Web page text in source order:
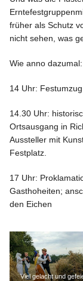
früher als Schutz
nicht sehen, was
Wie anno
14 Uhr:
14.30 Uhr:
Ortsausgang in
Aussteller mit
Festplatz.
17 Uhr:
Gasthoheiten;
den Eichen
Viel gelacht und